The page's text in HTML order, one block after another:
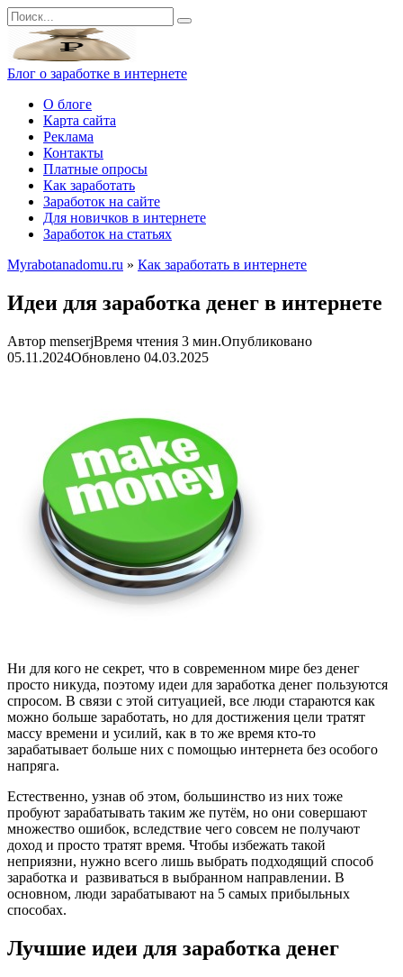
Перейти
к
контенту
Search
for:
Блог о заработке в интернете
О блоге
Карта сайта
Реклама
Контакты
Платные опросы
Как заработать
Заработок на сайте
Для новичков в интернете
Заработок на статьях
Myrabotanadomu.ru » Как заработать в интернете
Идеи для заработка денег в интернете
Автор menserjВремя чтения 3 мин.Опубликовано
05.11.2024Обновлено 04.03.2025
Ни для кого не секрет, что в современном мире без денег
просто никуда, поэтому идеи для заработка денег пользуются
спросом. В связи с этой ситуацией, все люди стараются как
можно больше заработать, но для достижения цели тратят
массу времени и усилий, как в то же время кто-то
зарабатывает больше них с помощью интернета без особого
напряга.
Естественно, узнав об этом, большинство из них тоже
пробуют зарабатывать таким же путём, но они совершают
множество ошибок, вследствие чего совсем не получают
доход и просто тратят время. Чтобы избежать такой
неприязни, нужно всего лишь выбрать подходящий способ
заработка и развиваться в выбранном направлении. В
основном, люди зарабатывают на 5 самых прибыльных
способах.
Лучшие идеи для заработка денег